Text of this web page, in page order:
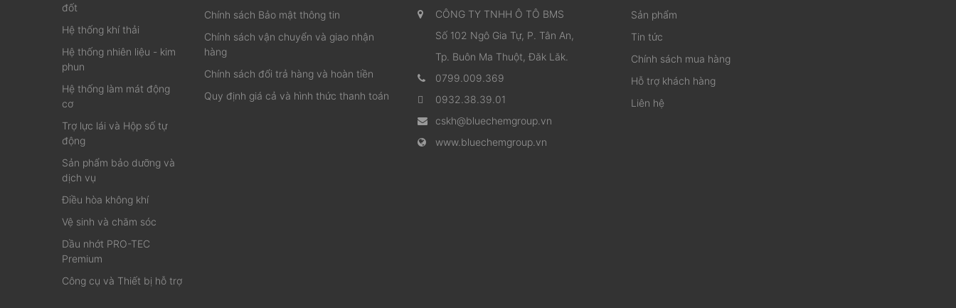
đốt
Hệ thống khí thải
Hệ thống nhiên liệu - kim
phun
Hệ thống làm mát động
cơ
Trợ lực lái và Hộp số tự
động
Sản phẩm bảo dưỡng và
dịch vụ
Điều hòa không khí
Vệ sinh và chăm sóc
Dầu nhớt PRO-TEC
Premium
Công cụ và Thiết bị hỗ trợ
Chính sách Bảo mật thông tin
Chính sách vận chuyển và giao nhận
hàng
Chính sách đổi trả hàng và hoàn tiền
Quy định giá cả và hình thức thanh toán
CÔNG TY TNHH Ô TÔ BMS
Số 102 Ngô Gia Tự, P. Tân An,
Tp. Buôn Ma Thuột, Đăk Lăk.
0799.009.369
0932.38.39.01
cskh@bluechemgroup.vn
www.bluechemgroup.vn
Sản phẩm
Tin tức
Chính sách mua hàng
Hỗ trợ khách hàng
Liên hệ